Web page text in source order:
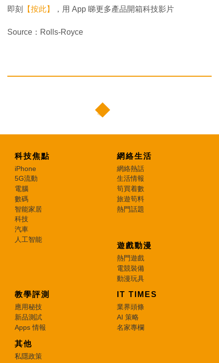
即刻 【按此】 ，用 App 睇更多產品開箱科技影片
Source：Rolls-Royce
科技焦點
iPhone
5G流動
電腦
數碼
智能家居
科技
汽車
人工智能
網絡生活
網絡熱話
生活情報
筍買着數
旅遊筍料
熱門話題
遊戲動漫
熱門遊戲
電競裝備
動漫玩具
教學評測
應用秘技
新品測試
Apps 情報
IT TIMES
業界頭條
AI 策略
名家專欄
其他
私隱政策